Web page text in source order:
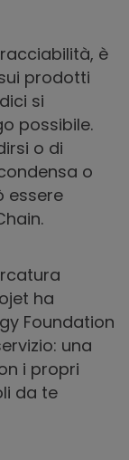
è
prodotti
si
possibile.
o di
o
essere
ha
Foundation
una
i propri
da te